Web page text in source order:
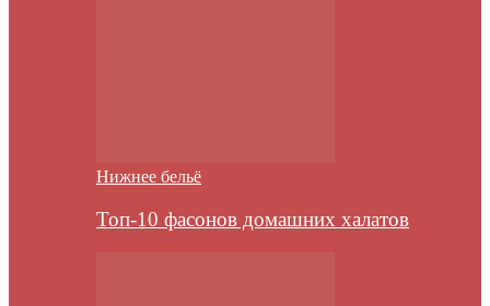
Нижнее бельё
Топ-10 фасонов домашних халатов